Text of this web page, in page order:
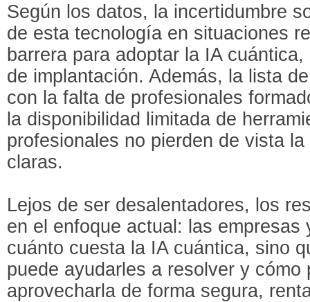
Según los datos, la incertidumbre
de esta tecnología en situaciones
barrera para adoptar la IA
de implantación. Además, la lista
con la falta de profesionales
la disponibilidad limitada de
profesionales no pierden de vista
claras.
Lejos de ser desalentadores, los
en el enfoque actual: las empresas
cuánto cuesta la IA cuántica, sino
puede ayudarles a resolver y cómo
aprovecharla de forma segura,